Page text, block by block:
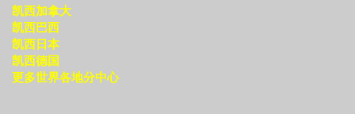
凯西加拿大
凯西巴西
凯西日本
凯西德国
更多世界各地分中心